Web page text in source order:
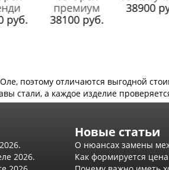
38100 руб.
38900 руб.
поэтому отличаются выгодной
стали, а каждое изделие
2026.
Новые статьи
О нюансах замены
Как формируется